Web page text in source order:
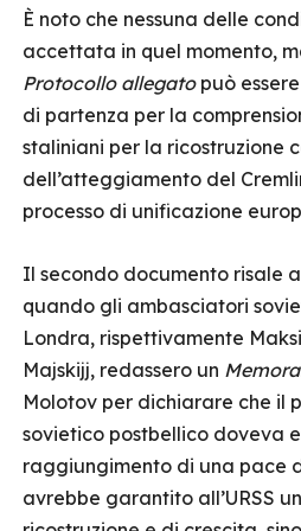
È noto che nessuna delle
accettata in quel momento,
Protocollo allegatopuò
di partenza per la
staliniani per la ricostruzione
dell’atteggiamento del
processo di unificazione
Il secondo documento risale
quando gli ambasciatori
Londra, rispettivamente
Majskijj, redassero un
Molotov per dichiarare che il
sovietico postbellico doveva
raggiungimento di una pace
avrebbe garantito all’URSS